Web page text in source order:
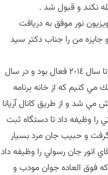
نكند و قبول شد .
نور موفق به دريافت
من را جناب دكتر سيد
تلويزبون نور كه در سال ٢٠٠٩ به بنياد بيات فروخته شده بود تا سال ٢٠١٤ فعال بود و در سال
مي كنيم كه از خانه برنامه
مي شد و از طريق كانال آريانا
را وظيفه داد تا دستگاه ثبت
گرفت و حبيب جان مرد بسيار
انور جان رسولي را وظيفه داد
كه فوق العاده جوان مودب و